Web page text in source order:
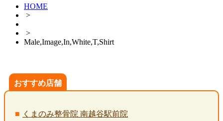
HOME
>
>
Male,Image,In,White,T,Shirt
おすすめ店舗
くまのみ整骨院 南越谷駅前院